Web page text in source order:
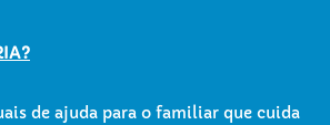
?
de ajuda para o familiar que cuida